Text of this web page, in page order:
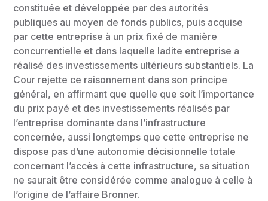
constituée et développée par des autorités
publiques au moyen de fonds publics, puis acquise
par cette entreprise à un prix fixé de manière
concurrentielle et dans laquelle ladite entreprise a
réalisé des investissements ultérieurs substantiels. La
Cour rejette ce raisonnement dans son principe
général, en affirmant que quelle que soit l’importance
du prix payé et des investissements réalisés par
l’entreprise dominante dans l’infrastructure
concernée, aussi longtemps que cette entreprise ne
dispose pas d’une autonomie décisionnelle totale
concernant l’accès à cette infrastructure, sa situation
ne saurait être considérée comme analogue à celle à
l’origine de l’affaire Bronner.